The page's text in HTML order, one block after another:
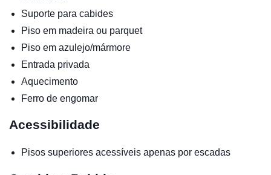
Suporte para cabides
Piso em madeira ou parquet
Piso em azulejo/mármore
Entrada privada
Aquecimento
Ferro de engomar
Acessibilidade
Pisos superiores acessíveis apenas por escadas